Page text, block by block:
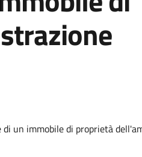
un immobile di proprietà